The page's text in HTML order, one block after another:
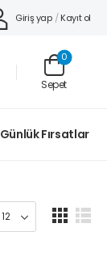
Giriş yap / Kayıt ol
Sepet
0
Günlük Fırsatlar